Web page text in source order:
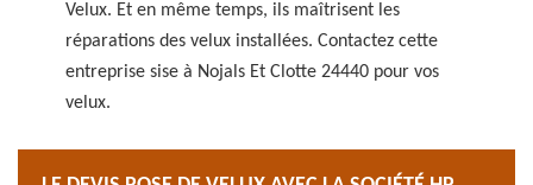
Velux. Et en même temps, ils maîtrisent les
réparations des velux installées. Contactez cette
entreprise sise à Nojals Et Clotte 24440 pour vos
velux.